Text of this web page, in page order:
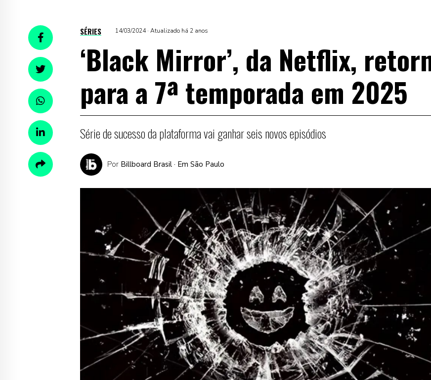
SÉRIES 14/03/2024 · Atualizado há 2 anos
‘Black Mirror’, da Netflix,
para a 7ª temporada em 2025
Série de sucesso da plataforma vai ganhar seis novos episódios
Por Billboard Brasil · Em São Paulo